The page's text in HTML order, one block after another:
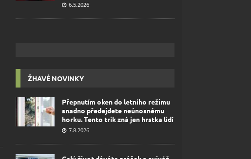
6.5.2026
ŽHAVÉ NOVINKY
Přepnutím oken do letního režimu
snadno předejdete neúnosnému
horku. Tento trik zná jen hrstka lidí
7.8.2026